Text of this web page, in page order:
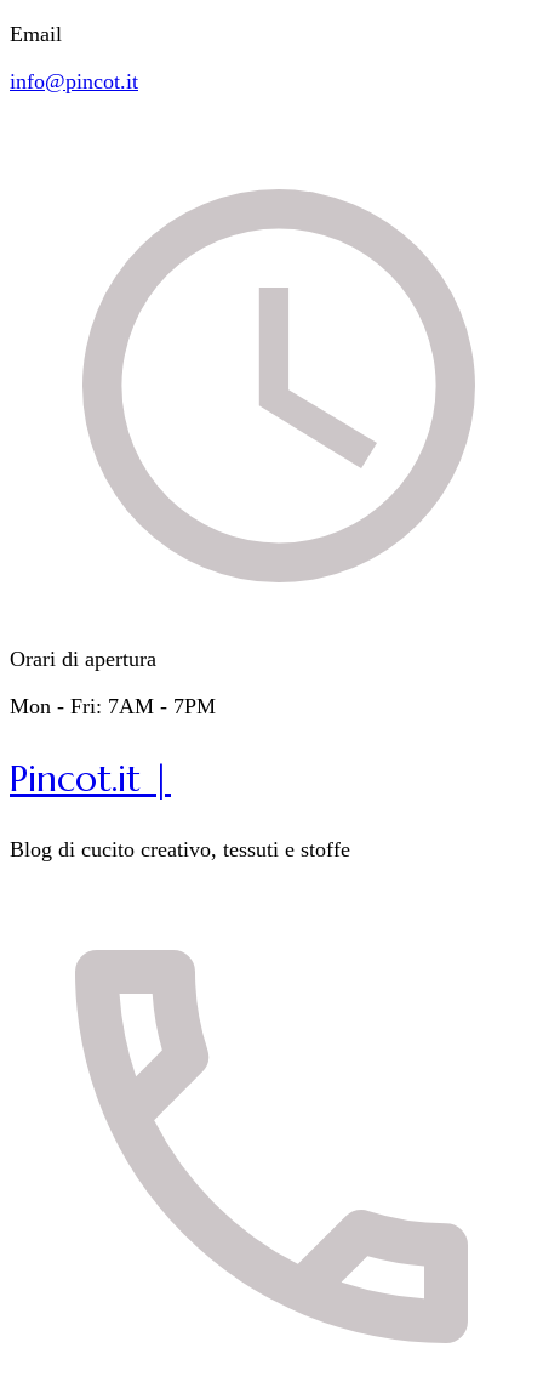
Email
info@pincot.it
Orari di apertura
Mon - Fri: 7AM - 7PM
Pincot.it |
Blog di cucito creativo, tessuti e stoffe